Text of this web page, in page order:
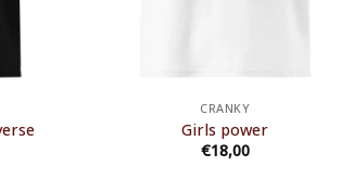
CRANKY
Girls power
€18,00